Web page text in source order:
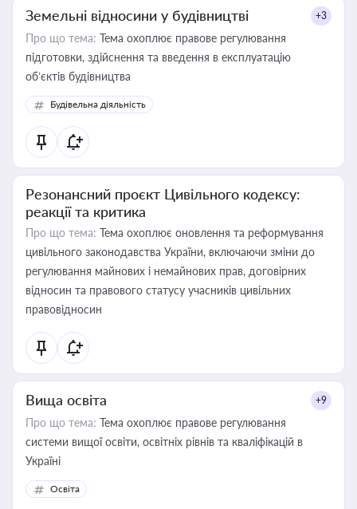
Земельні відносини у будівництві +3
Про що тема: Тема охоплює правове регулювання
підготовки, здійснення та введення в експлуатацію
об’єктів будівництва
Будівельна діяльність
Резонансний проєкт Цивільного кодексу:
реакції та критика
Про що тема: Тема охоплює оновлення та реформування
цивільного законодавства України, включаючи зміни до
регулювання майнових і немайнових прав, договірних
відносин та правового статусу учасників цивільних
правовідносин
Вища освіта +9
Про що тема: Тема охоплює правове регулювання
системи вищої освіти, освітніх рівнів та кваліфікацій в
Україні
Освіта